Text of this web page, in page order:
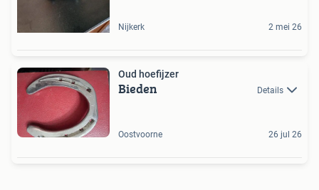
Nijkerk 2 mei 26
Oud hoefijzer
Bieden Details
Oostvoorne 26 jul 26